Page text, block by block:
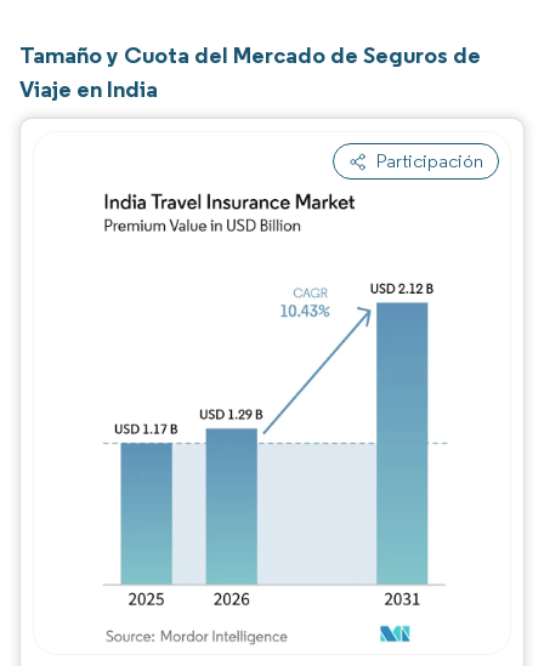
Tamaño y Cuota del Mercado de Seguros de
Viaje en India
Participación